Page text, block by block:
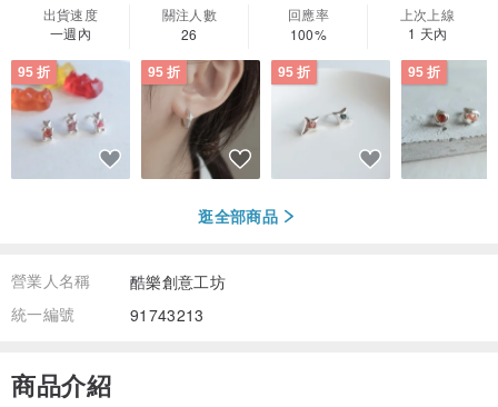
出貨速度
一週內
關注人數
26
回應率
100%
上次上線
1 天內
95 折 95 折 95 折 95 折
逛全部商品
營業人名稱
酷樂創意工坊
統一編號
91743213
商品介紹